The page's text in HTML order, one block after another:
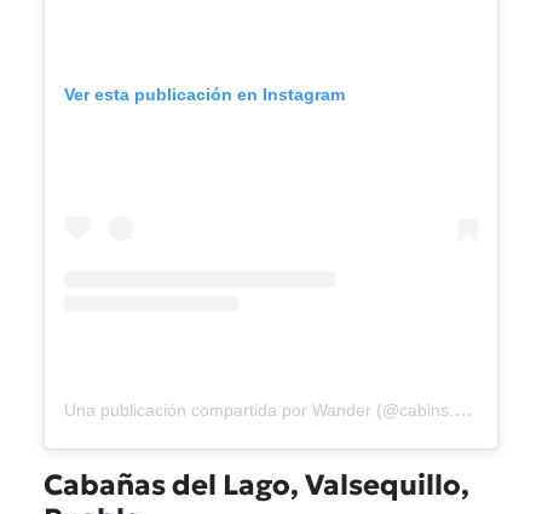
Ver esta publicación en Instagram
Una publicación compartida por Wander (@cabins.wander)
Cabañas del Lago, Valsequillo,